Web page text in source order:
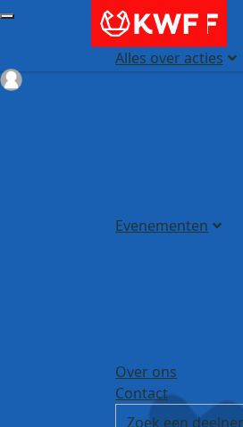
Alles over acties
Evenementen
Over ons
Contact